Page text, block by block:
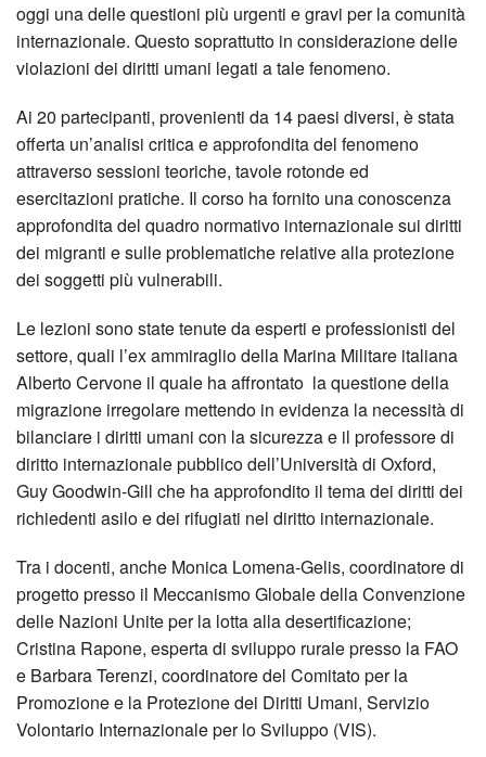
oggi una delle questioni più urgenti e gravi per la comunità
internazionale. Questo soprattutto in considerazione delle
violazioni dei diritti umani legati a tale fenomeno.
Ai 20 partecipanti, provenienti da 14 paesi diversi, è stata
offerta un’analisi critica e approfondita del fenomeno
attraverso sessioni teoriche, tavole rotonde ed
esercitazioni pratiche. Il corso ha fornito una conoscenza
approfondita del quadro normativo internazionale sui diritti
dei migranti e sulle problematiche relative alla protezione
dei soggetti più vulnerabili.
Le lezioni sono state tenute da esperti e professionisti del
settore, quali l’ex ammiraglio della Marina Militare italiana
Alberto Cervone il quale ha affrontato la questione della
migrazione irregolare mettendo in evidenza la necessità di
bilanciare i diritti umani con la sicurezza e il professore di
diritto internazionale pubblico dell’Università di Oxford,
Guy Goodwin-Gill che ha approfondito il tema dei diritti dei
richiedenti asilo e dei rifugiati nel diritto internazionale.
Tra i docenti, anche Monica Lomena-Gelis, coordinatore di
progetto presso il Meccanismo Globale della Convenzione
delle Nazioni Unite per la lotta alla desertificazione;
Cristina Rapone, esperta di sviluppo rurale presso la FAO
e Barbara Terenzi, coordinatore del Comitato per la
Promozione e la Protezione dei Diritti Umani, Servizio
Volontario Internazionale per lo Sviluppo (VIS).